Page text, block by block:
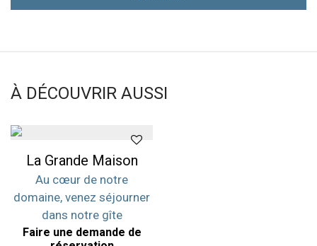
À DÉCOUVRIR AUSSI
La Grande Maison
Au cœur de notre
domaine, venez séjourner
dans notre gîte
Faire une demande de